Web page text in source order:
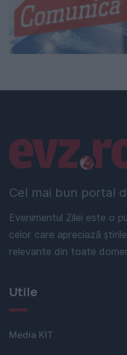
Cel mai bun portal
Evenimentul Zilei este o
celor care apreciază
relevante din toate
Linkuri utile
Utile
Media KIT